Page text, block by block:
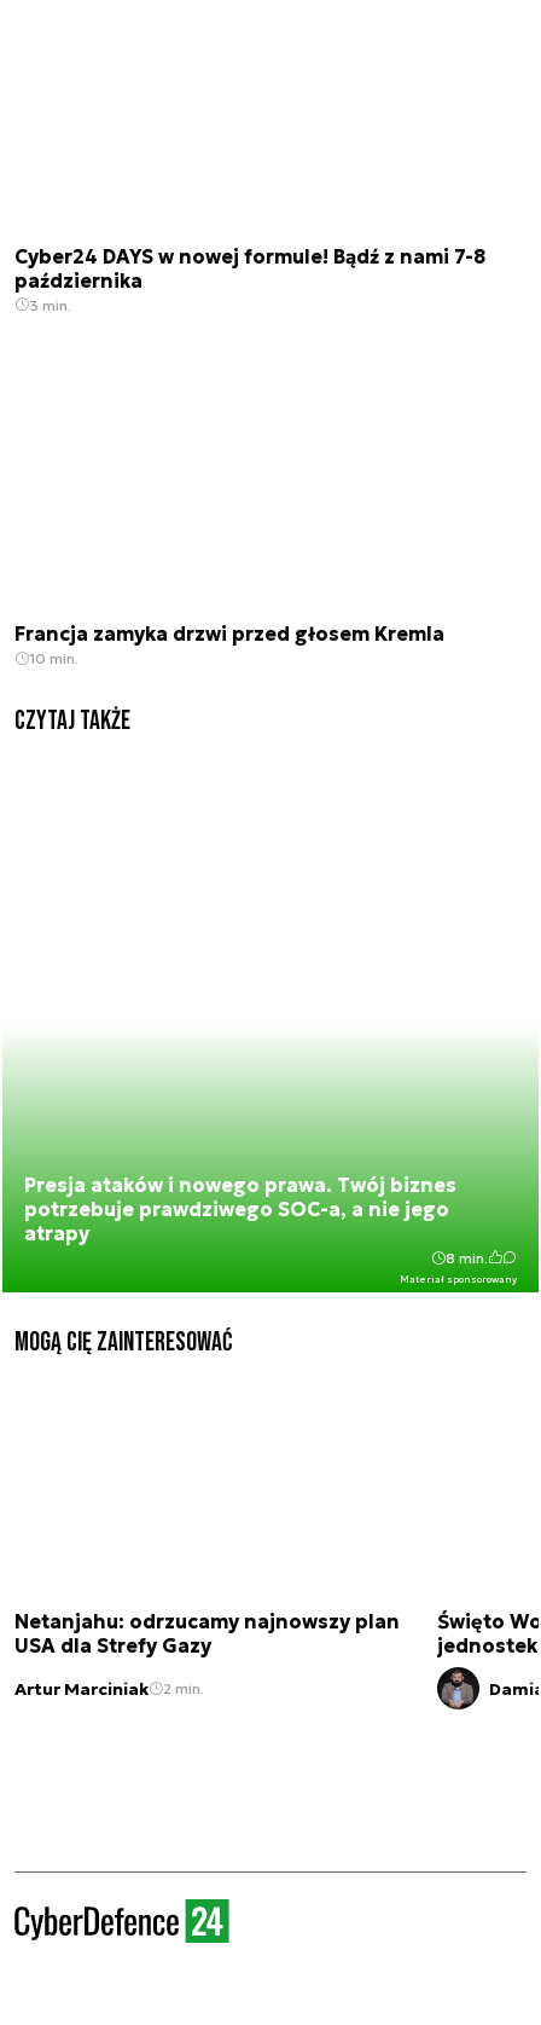
Cyber24 DAYS w nowej formule! Bądź z nami 7-8
października
3 min.
Francja zamyka drzwi przed głosem Kremla
10 min.
Czytaj także
Presja ataków i nowego prawa. Twój biznes
potrzebuje prawdziwego SOC-a, a nie jego
atrapy
Materiał sponsorowany
8 min.
Mogą Cię zainteresować
Netanjahu: odrzucamy najnowszy plan
USA dla Strefy Gazy
Artur Marciniak 2 min.
Święto
jednostek